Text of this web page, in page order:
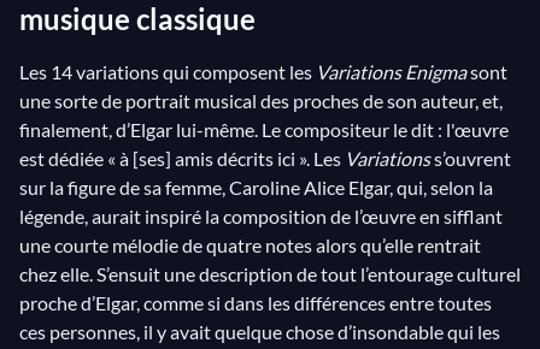
musique classique
Les 14 variations qui composent les Variations Enigmasont
une sorte de portrait musical des proches de son auteur, et,
finalement, d’Elgar lui-même. Le compositeur le dit : l'œuvre
est dédiée « à [ses] amis décrits ici ». Les Variationss’ouvrent
sur la figure de sa femme, Caroline Alice Elgar, qui, selon la
légende, aurait inspiré la composition de l’œuvre en sifflant
une courte mélodie de quatre notes alors qu’elle rentrait
chez elle. S’ensuit une description de tout l’entourage culturel
proche d’Elgar, comme si dans les différences entre toutes
ces personnes, il y avait quelque chose d’insondable qui les